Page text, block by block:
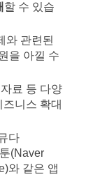
할 수 있습
와 관련된
을 아낄 수
료 등 다양
니스 확대
다
(Naver
와 같은 앱